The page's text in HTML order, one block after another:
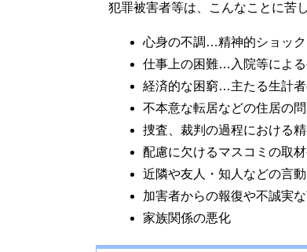
犯罪被害者等は、こんなことに苦し
心身の不調…精神的ショッ
仕事上の困難…入院等によ
経済的な困窮…主たる生計
不本意な転居などの住居の
捜査、裁判の過程における
配慮に欠けるマスコミの取
近隣や友人・知人などの言
加害者からの報復や不誠実
家族関係の悪化